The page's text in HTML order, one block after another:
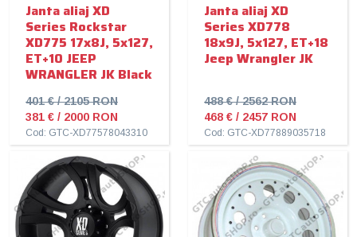
Janta aliaj XD
Series Rockstar
XD775 17x8J, 5x127,
ET+10 JEEP
WRANGLER JK Black
401 € / 2105 RON
381 € / 2000 RON
Cod: GTC-XD77578043310
Janta aliaj XD
Series XD778
18x9J, 5x127, ET+18
Jeep Wrangler JK
488 € / 2562 RON
468 € / 2457 RON
Cod: GTC-XD77889035718